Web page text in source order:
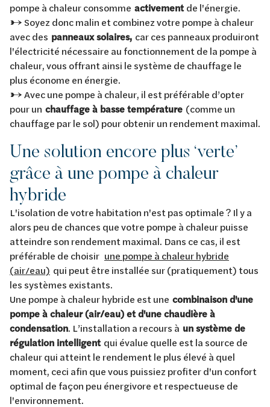
pompe à chaleur consomme activementde l'énergie.
→ Soyez donc malin et combinez votre pompe à chaleur
avec des panneaux solaires, car ces panneaux produiront
l'électricité nécessaire au fonctionnement de la pompe à
chaleur, vous offrant ainsi le système de chauffage le
plus économe en énergie.
→ Avec une pompe à chaleur, il est préférable d’opter
pour un chauffage à basse température (comme un
chauffage par le sol) pour obtenir un rendement maximal.
Une solution encore plus ‘verte’
grâce à une pompe à chaleur
hybride
L'isolation de votre habitation n'est pas optimale ? Il y a
alors peu de chances que votre pompe à chaleur puisse
atteindre son rendement maximal. Dans ce cas, il est
préférable de choisir une pompe à chaleur hybride
(air/eau) qui peut être installée sur (pratiquement) tous
les systèmes existants.
Une pompe à chaleur hybride est une combinaison d'une
pompe à chaleur (air/eau) et d'une chaudière à
condensation. L’installation a recours à un système de
régulation intelligentqui évalue quelle est la source de
chaleur qui atteint le rendement le plus élevé à quel
moment, ceci afin que vous puissiez profiter d'un confort
optimal de façon peu énergivore et respectueuse de
l'environnement.